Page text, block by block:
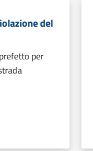
del
per